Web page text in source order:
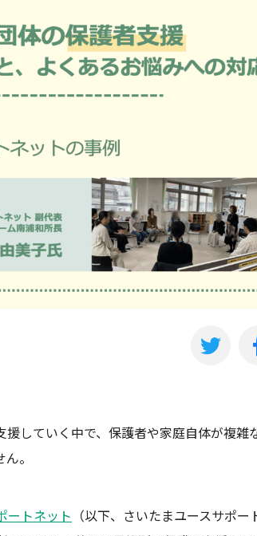
していく中で、保護者や家庭自体が複雑
。
ートネット （以下、さいたまユースサポ